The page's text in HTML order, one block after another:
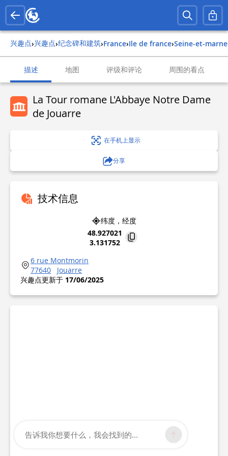
兴趣点› 兴趣点› 纪念碑和建筑› france› ile de france› seine-et-marne
描述 地图 评级和评论 周围的看点
La Tour romane L'Abbaye Notre Dame
de Jouarre
在手机上显示
分享
技术信息
纬度，经度
48.927021
3.131752
6 rue Montmorin
77640
Jouarre
兴趣点更新于 17/06/2025
告诉我你想要什么，我会找到的...